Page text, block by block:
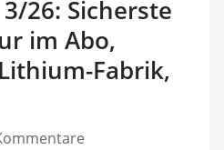
26: Sicherste
im Abo,
Fabrik,